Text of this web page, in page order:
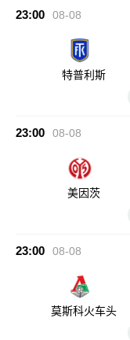
23:00 08-08
特普利斯
23:00 08-08
美因茨
23:00 08-08
莫斯科火车头